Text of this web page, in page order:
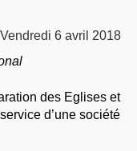
Vendredi 6 avril 2018
des Eglises et
d’une société